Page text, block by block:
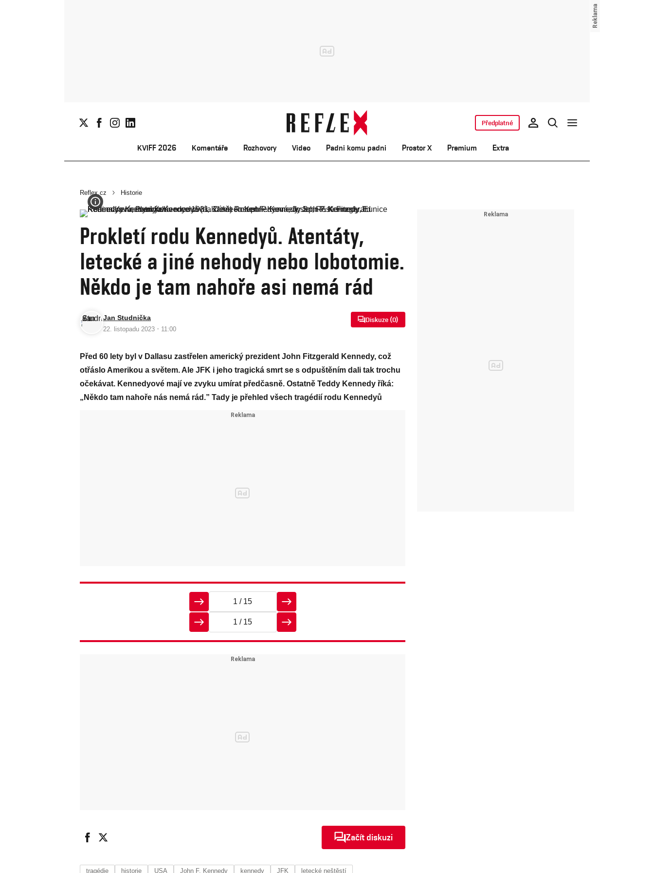
KVIFF 2026 Komentáře Rozhovory Video Padni komu padni Prostor X Premium Extra
Předplatné
Reflex.cz Historie
Prokletí rodu Kennedyů. Atentáty,
letecké a jiné nehody nebo lobotomie.
Někdo je tam nahoře asi nemá rád
Jan Studnička
22. listopadu 2023 · 11:00
Diskuze (0)
Před 60 lety byl v Dallasu zastřelen americký prezident John Fitzgerald Kennedy, což
otřáslo Amerikou a světem. Ale JFK i jeho tragická smrt se s odpuštěním dali tak trochu
očekávat. Kennedyové mají ve zvyku umírat předčasně. Ostatně Teddy Kennedy říká:
„Někdo tam nahoře nás nemá rád.” Tady je přehled všech tragédií rodu Kennedyů
1 / 15
1 / 15
Začít diskuzi
tragédie historie USA John F. Kennedy kennedy JFK
letecké neštěstí